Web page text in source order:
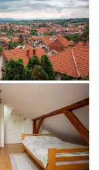
img-
v
img-
v